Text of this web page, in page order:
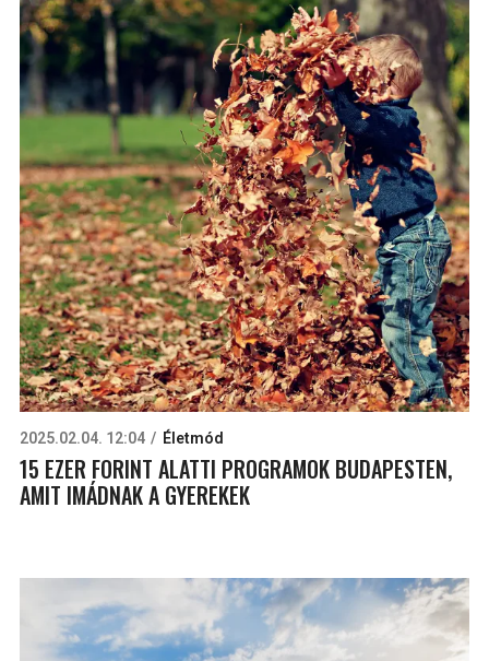
2025.02.04. 12:04 Életmód
15 EZER FORINT ALATTI PROGRAMOK BUDAPESTEN,
AMIT IMÁDNAK A GYEREKEK